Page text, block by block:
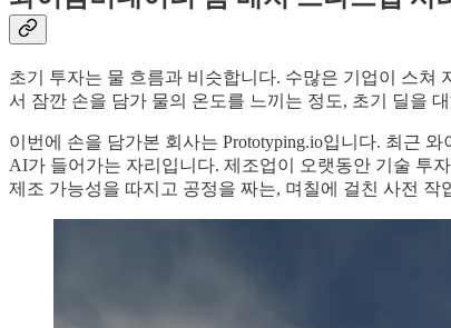
초기 투자는 물 흐름과 비슷합니다. 수많은 기업이 스쳐
서 잠깐 손을 담가 물의 온도를 느끼는 정도, 초기 딜을
이번에 손을 담가본 회사는 Prototyping.io입니다. 최근
AI가 들어가는 자리입니다. 제조업이 오랫동안 기술 투
제조 가능성을 따지고 공정을 짜는, 며칠에 걸친 사전 작